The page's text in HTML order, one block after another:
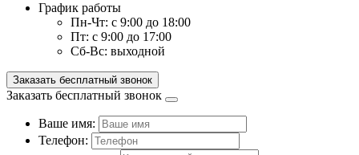
График работы
Пн-Чт: с 9:00 до 18:00
Пт: с 9:00 до 17:00
Сб-Вс: выходной
Заказать бесплатный звонок
Заказать бесплатный звонок
Ваше имя:
Телефон: